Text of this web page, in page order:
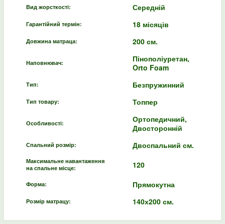
Вид жорсткості: Середній
Гарантійний термін: 18 місяців
Довжина матраца: 200 см.
Наповнювач:
Пінополіуретан,
Orto Foam
Тип: Безпружинний
Тип товару: Топпер
Особливості:
Ортопедичний,
Двосторонній
Спальний розмір: Двоспальний см.
Максимальне навантаження
на спальне місце:
120
Форма: Прямокутна
Розмір матрацу: 140х200 см.